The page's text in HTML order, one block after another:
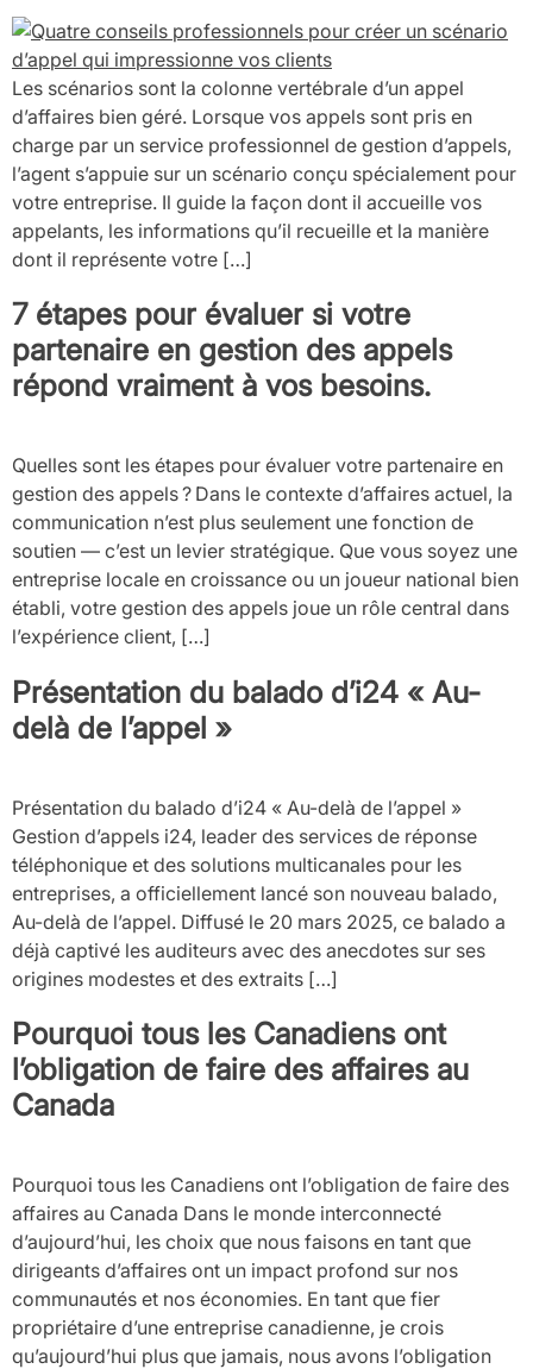
Les scénarios sont la colonne vertébrale d’un appel
d’affaires bien géré. Lorsque vos appels sont pris en
charge par un service professionnel de gestion d’appels,
l’agent s’appuie sur un scénario conçu spécialement pour
votre entreprise. Il guide la façon dont il accueille vos
appelants, les informations qu’il recueille et la manière
dont il représente votre […]
7 étapes pour évaluer si votre
partenaire en gestion des appels
répond vraiment à vos besoins.
Quelles sont les étapes pour évaluer votre partenaire en
gestion des appels ? Dans le contexte d’affaires actuel, la
communication n’est plus seulement une fonction de
soutien — c’est un levier stratégique. Que vous soyez une
entreprise locale en croissance ou un joueur national bien
établi, votre gestion des appels joue un rôle central dans
l’expérience client, […]
Présentation du balado d’i24 « Au-
delà de l’appel »
Présentation du balado d’i24 « Au-delà de l’appel »
Gestion d’appels i24, leader des services de réponse
téléphonique et des solutions multicanales pour les
entreprises, a officiellement lancé son nouveau balado,
Au-delà de l’appel. Diffusé le 20 mars 2025, ce balado a
déjà captivé les auditeurs avec des anecdotes sur ses
origines modestes et des extraits […]
Pourquoi tous les Canadiens ont
l’obligation de faire des affaires au
Canada
Pourquoi tous les Canadiens ont l’obligation de faire des
affaires au Canada Dans le monde interconnecté
d’aujourd’hui, les choix que nous faisons en tant que
dirigeants d’affaires ont un impact profond sur nos
communautés et nos économies. En tant que fier
propriétaire d’une entreprise canadienne, je crois
qu’aujourd’hui plus que jamais, nous avons l’obligation